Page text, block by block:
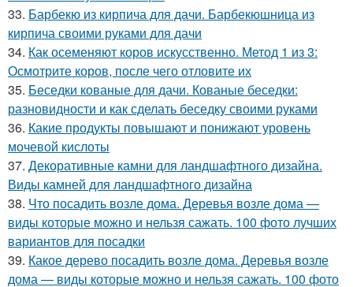
33. Барбекю из кирпича для дачи. Барбекюшница из
кирпича своими руками для дачи
34. Как осеменяют коров искусственно. Метод 1 из 3:
Осмотрите коров, после чего отловите их
35. Беседки кованые для дачи. Кованые беседки:
разновидности и как сделать беседку своими руками
36. Какие продукты повышают и понижают уровень
мочевой кислоты
37. Декоративные камни для ландшафтного дизайна.
Виды камней для ландшафтного дизайна
38. Что посадить возле дома. Деревья возле дома —
виды которые можно и нельзя сажать. 100 фото лучших
вариантов для посадки
39. Какое дерево посадить возле дома. Деревья возле
дома — виды которые можно и нельзя сажать. 100 фото